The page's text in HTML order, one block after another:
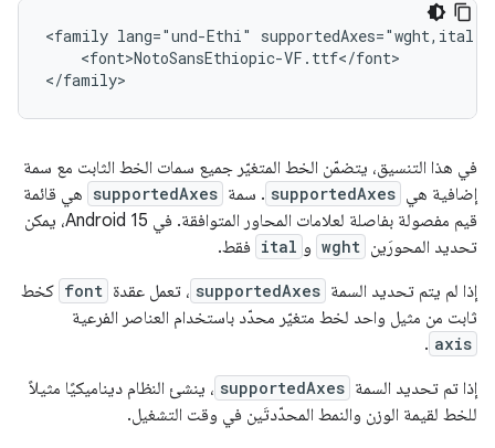
<family lang="und-Ethi" supportedAxes="wght,ital">
    <font>NotoSansEthiopic-VF.ttf</font>
في هذا التنسيق، يتضمّن الخط المتغيّر جميع سمات الخط الثابت مع سمة
إضافية هي supportedAxes . سمة supportedAxes هي قائمة
قيم مفصولة بفاصلة لعلامات المحاور المتوافقة. في Android 15، يمكن
تحديد المحورَين wght و ital فقط.
إذا لم يتم تحديد السمة supportedAxes ، تعمل عقدة font كخط
ثابت من مثيل واحد لخط متغيّر محدّد باستخدام العناصر الفرعية
axis
.
إذا تم تحديد السمة supportedAxes ، ينشئ النظام ديناميكيًا مثيلاً
للخط لقيمة الوزن والنمط المحدّدتَين في وقت التشغيل.